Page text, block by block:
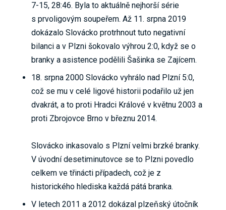
7-15, 28:46. Byla to aktuálně nejhorší série
s prvoligovým soupeřem. Až 11. srpna 2019
dokázalo Slovácko protrhnout tuto negativní
bilanci a v Plzni šokovalo výhrou 2:0, když se o
branky a asistence podělili Šašinka se Zajícem.
18. srpna 2000 Slovácko vyhrálo nad Plzní 5:0,
což se mu v celé ligové historii podařilo už jen
dvakrát, a to proti Hradci Králové v květnu 2003 a
proti Zbrojovce Brno v březnu 2014.
Slovácko inkasovalo s Plzní velmi brzké branky.
V úvodní desetiminutovce se to Plzni povedlo
celkem ve třinácti případech, což je z
historického hlediska každá pátá branka.
V letech 2011 a 2012 dokázal plzeňský útočník